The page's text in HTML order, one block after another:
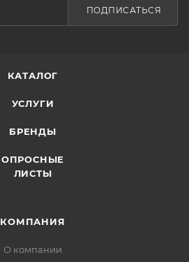
ПОДПИСАТЬСЯ
КАТАЛОГ
УСЛУГИ
БРЕНДЫ
ОПРОСНЫЕ
ЛИСТЫ
КОМПАНИЯ
О компании